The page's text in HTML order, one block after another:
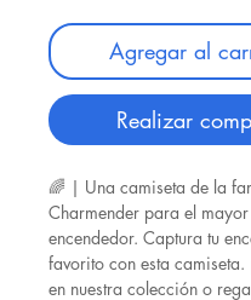
Agregar al
Realizar
🌈 | Una camiseta de la
Charmender para el mayor
encendedor. Captura tu
favorito con esta camiseta.
en nuestra colección o